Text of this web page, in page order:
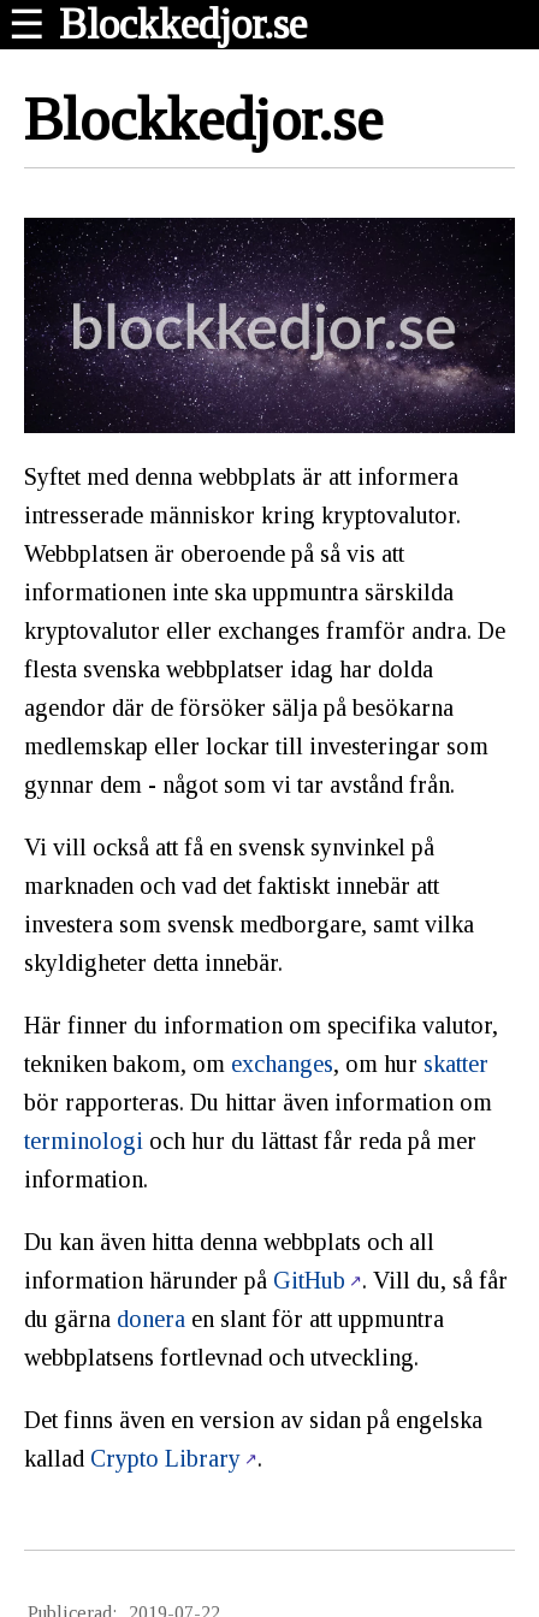
☰ Blockkedjor.se
Blockkedjor.se
Syftet med denna webbplats är att informera
intresserade människor kring kryptovalutor.
Webbplatsen är oberoende på så vis att
informationen inte ska uppmuntra särskilda
kryptovalutor eller exchanges framför andra. De
flesta svenska webbplatser idag har dolda
agendor där de försöker sälja på besökarna
medlemskap eller lockar till investeringar som
gynnar dem - något som vi tar avstånd från.
Vi vill också att få en svensk synvinkel på
marknaden och vad det faktiskt innebär att
investera som svensk medborgare, samt vilka
skyldigheter detta innebär.
Här finner du information om specifika valutor,
tekniken bakom, om exchanges, om hur skatter
bör rapporteras. Du hittar även information om
terminologi och hur du lättast får reda på mer
information.
Du kan även hitta denna webbplats och all
information härunder på GitHub
. Vill du, så får
du gärna donera en slant för att uppmuntra
webbplatsens fortlevnad och utveckling.
Det finns även en version av sidan på engelska
kallad Crypto Library .